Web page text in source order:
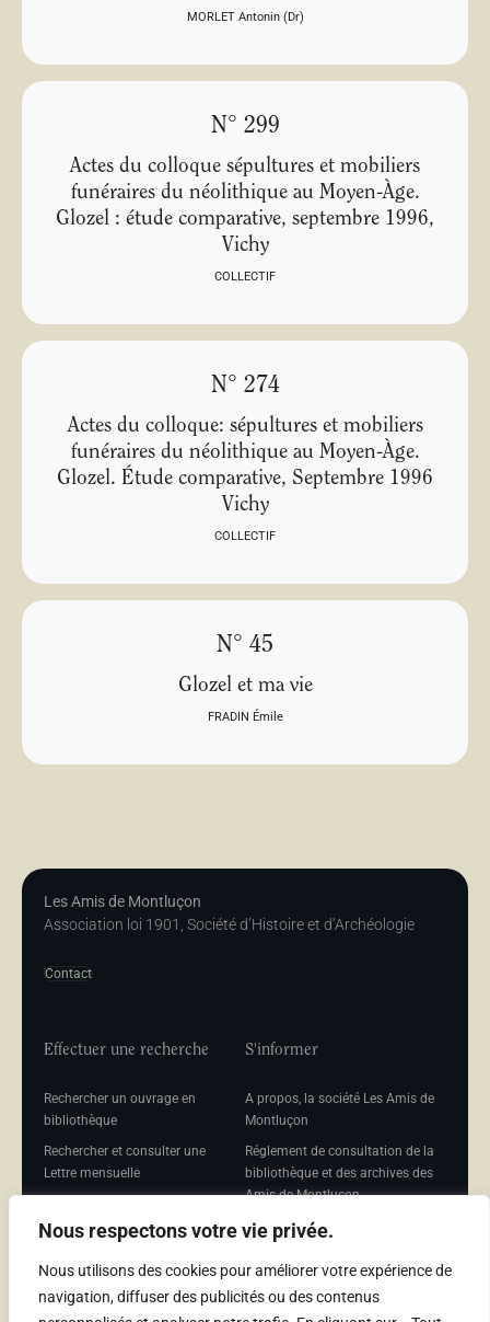
Nous respectons votre vie privée.
Nous utilisons des cookies pour améliorer votre expérience de
navigation, diffuser des publicités ou des contenus
MORLET Antonin (Dr)
N° 299
Actes du colloque sépultures et mobiliers
funéraires du néolithique au Moyen-Àge.
Glozel : étude comparative, septembre 1996,
Vichy
COLLECTIF
N° 274
Actes du colloque: sépultures et mobiliers
funéraires du néolithique au Moyen-Àge.
Glozel. Étude comparative, Septembre 1996
Vichy
COLLECTIF
N° 45
Glozel et ma vie
FRADIN Émile
Les Amis de Montluçon
Association loi 1901, Société d’Histoire et d’Archéologie
Contact
Effectuer une recherche
Rechercher un ouvrage en
bibliothèque
Rechercher et consulter une
Lettre mensuelle
mensuelle
S'informer
A propos, la société Les Amis de
Montluçon
Réglement de consultation de la
bibliothèque et des archives des
Amis de Montluçon
Mentions légales